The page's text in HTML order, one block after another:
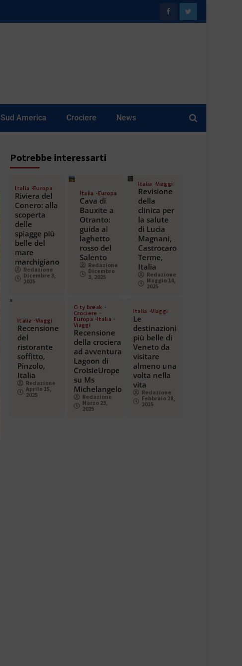
Sud America Crociere News
Potrebbe interessarti
Italia Europa
Riviera del
Conero: alla
scoperta
delle
spiagge più
belle del
mare
marchigiano
Redazione
Dicembre 3,
2025
Italia Europa
Cava di
Bauxite a
Otranto:
guida al
laghetto
rosso del
Salento
Redazione
Dicembre
3, 2025
Italia Viaggi
Revisione
della
clinica per
la salute
di Lucia
Magnani,
Castrocaro
Terme,
Italia
Redazione
Maggio 14,
2025
Italia Viaggi
Recensione
del
ristorante
soffitto,
Pinzolo,
Italia
Redazione
Aprile 15,
2025
City break
Crociere
Europa
Italia
Viaggi
Recensione
della crociera
ad avventura
Lagoon di
CroisieUrope
su Ms
Michelangelo
Redazione
Marzo 23,
2025
Italia Viaggi
Le
destinazioni
più belle di
Veneto da
visitare
almeno una
volta nella
vita
Redazione
Febbraio 28,
2025